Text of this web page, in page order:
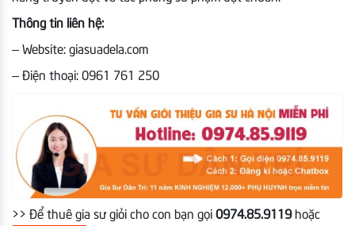
Thông tin liên hệ:
– Website: giasuadela.com
– Điện thoại: 0961 761 250
>> Để thuê gia sư giỏi cho con bạn gọi 0974.85.9119 hoặc